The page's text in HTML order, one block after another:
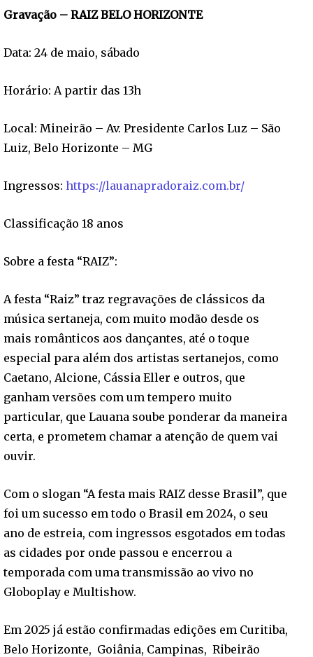
Gravação – RAIZ BELO HORIZONTE
Data: 24 de maio, sábado
Horário: A partir das 13h
Local: Mineirão – Av. Presidente Carlos Luz – São
Luiz, Belo Horizonte – MG
Ingressos: https://lauanapradoraiz.com.br/
Classificação 18 anos
Sobre a festa “RAIZ”:
A festa “Raiz” traz regravações de clássicos da
música sertaneja, com muito modão desde os
mais românticos aos dançantes, até o toque
especial para além dos artistas sertanejos, como
Caetano, Alcione, Cássia Eller e outros, que
ganham versões com um tempero muito
particular, que Lauana soube ponderar da maneira
certa, e prometem chamar a atenção de quem vai
ouvir.
Com o slogan “A festa mais RAIZ desse Brasil”, que
foi um sucesso em todo o Brasil em 2024, o seu
ano de estreia, com ingressos esgotados em todas
as cidades por onde passou e encerrou a
temporada com uma transmissão ao vivo no
Globoplay e Multishow.
Em 2025 já estão confirmadas edições em Curitiba,
Belo Horizonte, Goiânia, Campinas, Ribeirão